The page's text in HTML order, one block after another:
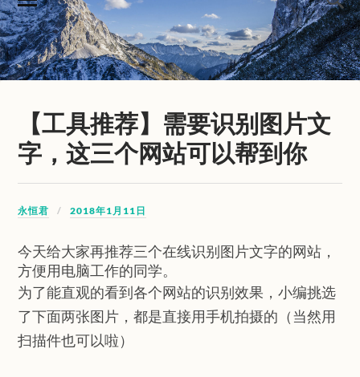
【工具推荐】需要识别图片文
字，这三个网站可以帮到你
永恒君 2018年1月11日
今天给大家再推荐三个在线识别图片文字的网站，
方便用电脑工作的同学。
为了能直观的看到各个网站的识别效果，小编挑选
了下面两张图片，都是直接用手机拍摄的（当然用
扫描件也可以啦）